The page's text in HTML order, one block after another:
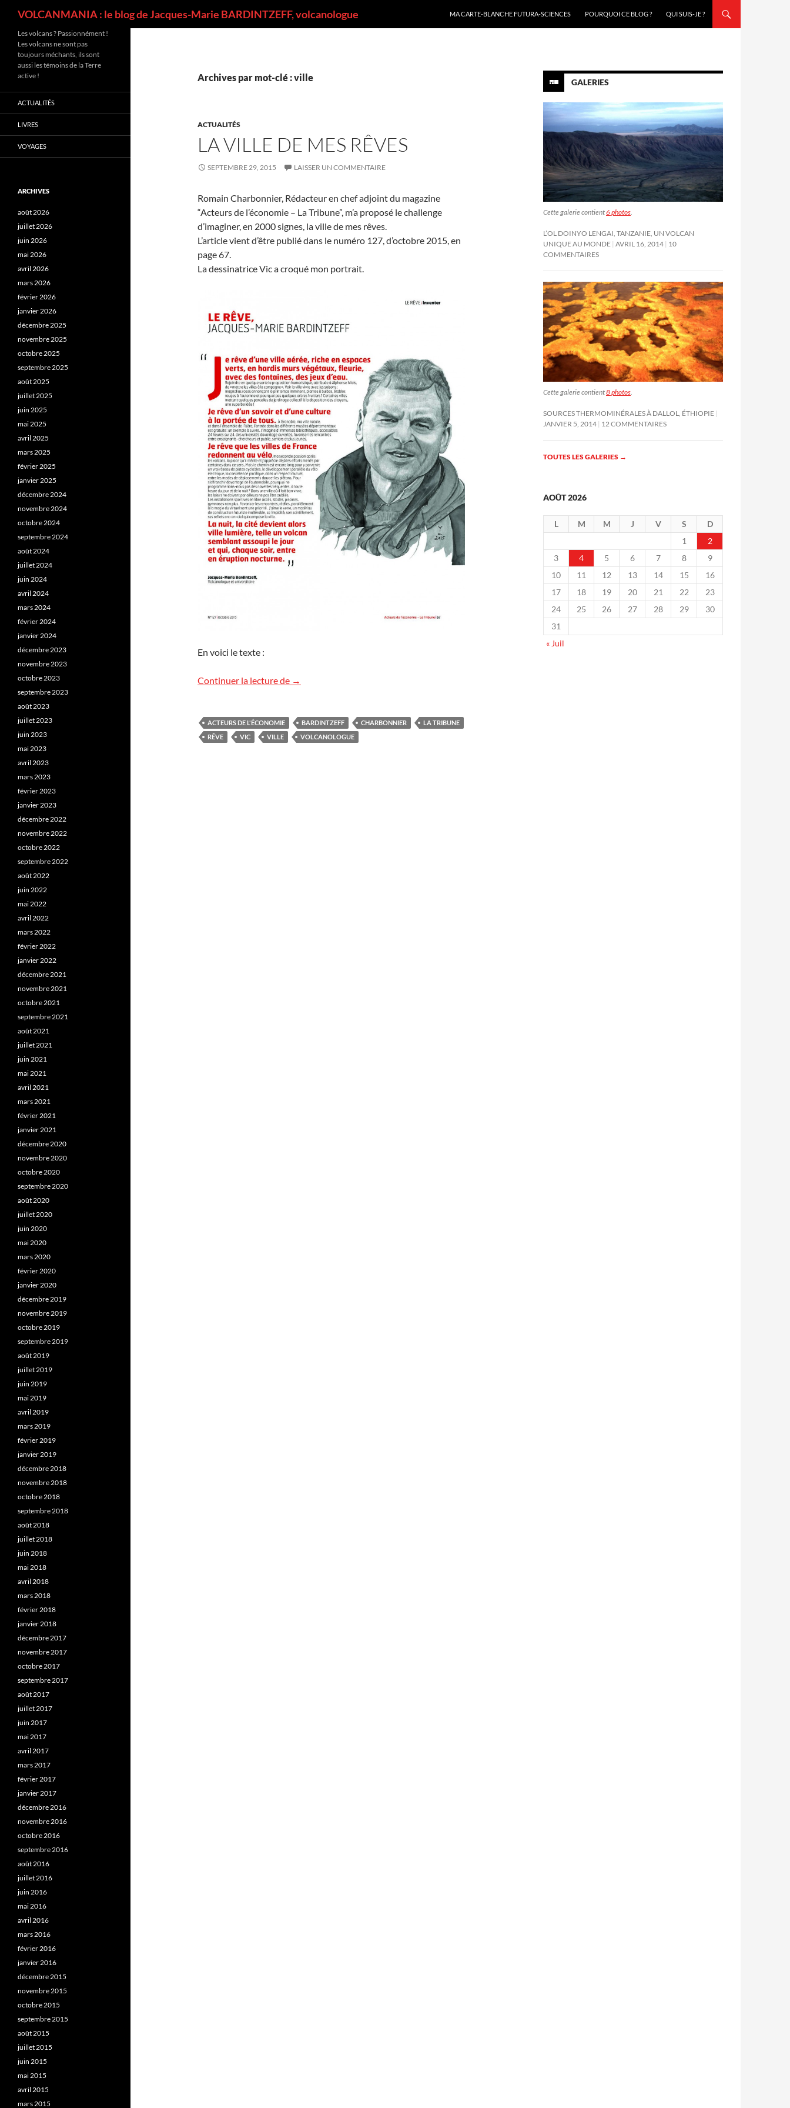
VOLCANMANIA : le blog de Jacques-Marie BARDINTZEFF, volcanologue
MA CARTE-BLANCHE FUTURA-SCIENCES
POURQUOI CE BLOG ? QUI SUIS-JE ?
Archives par mot-clé : ville
ACTUALITÉS
LA VILLE DE MES RÊVES
SEPTEMBRE 29, 2015 LAISSER UN COMMENTAIRE
Romain Charbonnier, Rédacteur en chef adjoint du magazine
“Acteurs de l’économie – La Tribune”, m’a proposé le challenge
d’imaginer, en 2000 signes, la ville de mes rêves.
L’article vient d’être publié dans le numéro 127, d’octobre 2015, en
page 67.
La dessinatrice Vic a croqué mon portrait.
En voici le texte :
Continuer la lecture de La ville de mes rêves
→
ACTEURS DE L'ÉCONOMIE BARDINTZEFF CHARBONNIER
LA TRIBUNE
RÊVE
VIC VILLE VOLCANOLOGUE
GALERIES
Cette galerie contient6 photos.
L’OL DOINYO LENGAI, TANZANIE, UN VOLCAN
UNIQUE AU MONDE AVRIL 16, 2014 10
COMMENTAIRES
Cette galerie contient8 photos
SOURCES THERMOMINÉRALES À DALLOL, ÉTHIOPIE
JANVIER 5, 2014 12 COMMENTAIRES
TOUTES LES GALERIES →
AOÛT 2026
L M M J V S
D
1
2
3
4 5 6 7 8
9
10
11 12 13 14 15
16
17
18 19 20 21 22
23
24
25 26 27 28 29
30
31
« Juil
Les volcans ? Passionnément !
Les volcans ne sont pas
toujours méchants, ils sont
aussi les témoins de la Terre
active !
ACTUALITÉS
LIVRES
VOYAGES
ARCHIVES
août 2026
juillet 2026
juin 2026
mai 2026
avril 2026
mars 2026
février 2026
janvier 2026
décembre 2025
novembre 2025
octobre 2025
septembre 2025
août 2025
juillet 2025
juin 2025
mai 2025
avril 2025
mars 2025
février 2025
janvier 2025
décembre 2024
novembre 2024
octobre 2024
septembre 2024
août 2024
juillet 2024
juin 2024
avril 2024
mars 2024
février 2024
janvier 2024
décembre 2023
novembre 2023
octobre 2023
septembre 2023
août 2023
juillet 2023
juin 2023
mai 2023
avril 2023
mars 2023
février 2023
janvier 2023
décembre 2022
novembre 2022
octobre 2022
septembre 2022
août 2022
juin 2022
mai 2022
avril 2022
mars 2022
février 2022
janvier 2022
décembre 2021
novembre 2021
octobre 2021
septembre 2021
août 2021
juillet 2021
juin 2021
mai 2021
avril 2021
mars 2021
février 2021
janvier 2021
décembre 2020
novembre 2020
octobre 2020
septembre 2020
août 2020
juillet 2020
juin 2020
mai 2020
mars 2020
février 2020
janvier 2020
décembre 2019
novembre 2019
octobre 2019
septembre 2019
août 2019
juillet 2019
juin 2019
mai 2019
avril 2019
mars 2019
février 2019
janvier 2019
décembre 2018
novembre 2018
octobre 2018
septembre 2018
août 2018
juillet 2018
juin 2018
mai 2018
avril 2018
mars 2018
février 2018
janvier 2018
décembre 2017
novembre 2017
octobre 2017
septembre 2017
août 2017
juillet 2017
juin 2017
mai 2017
avril 2017
mars 2017
février 2017
janvier 2017
décembre 2016
novembre 2016
octobre 2016
septembre 2016
août 2016
juillet 2016
juin 2016
mai 2016
avril 2016
mars 2016
février 2016
janvier 2016
décembre 2015
novembre 2015
octobre 2015
septembre 2015
août 2015
juillet 2015
juin 2015
mai 2015
avril 2015
mars 2015